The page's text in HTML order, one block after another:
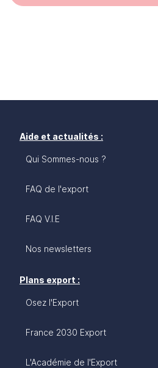
Aide et actualités :
Qui Sommes-nous ?
FAQ de l'export
FAQ V.I.E
Nos newsletters
Plans export :
Osez l'Export
France 2030 Export
L'Académie de l'Export